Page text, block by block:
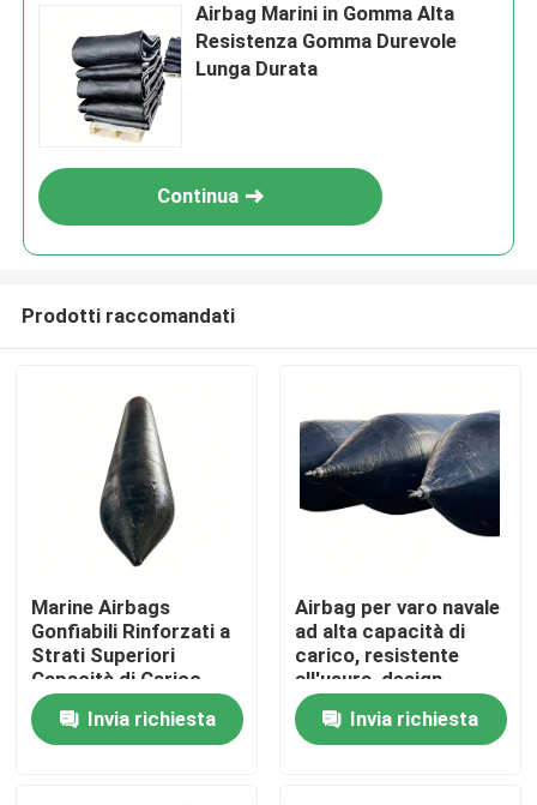
Casa
Prodotti
Airbag Marini in Gomma Alta
Resistenza Gomma Durevole
Lunga Durata
Continua
Prodotti raccomandati
Marine Airbags
Gonfiabili Rinforzati a
Strati Superiori
Capacità di Carico
Invia richiesta
Airbag per varo navale
ad alta capacità di
carico, resistente
all'usura, design
flessibile
Invia richiesta